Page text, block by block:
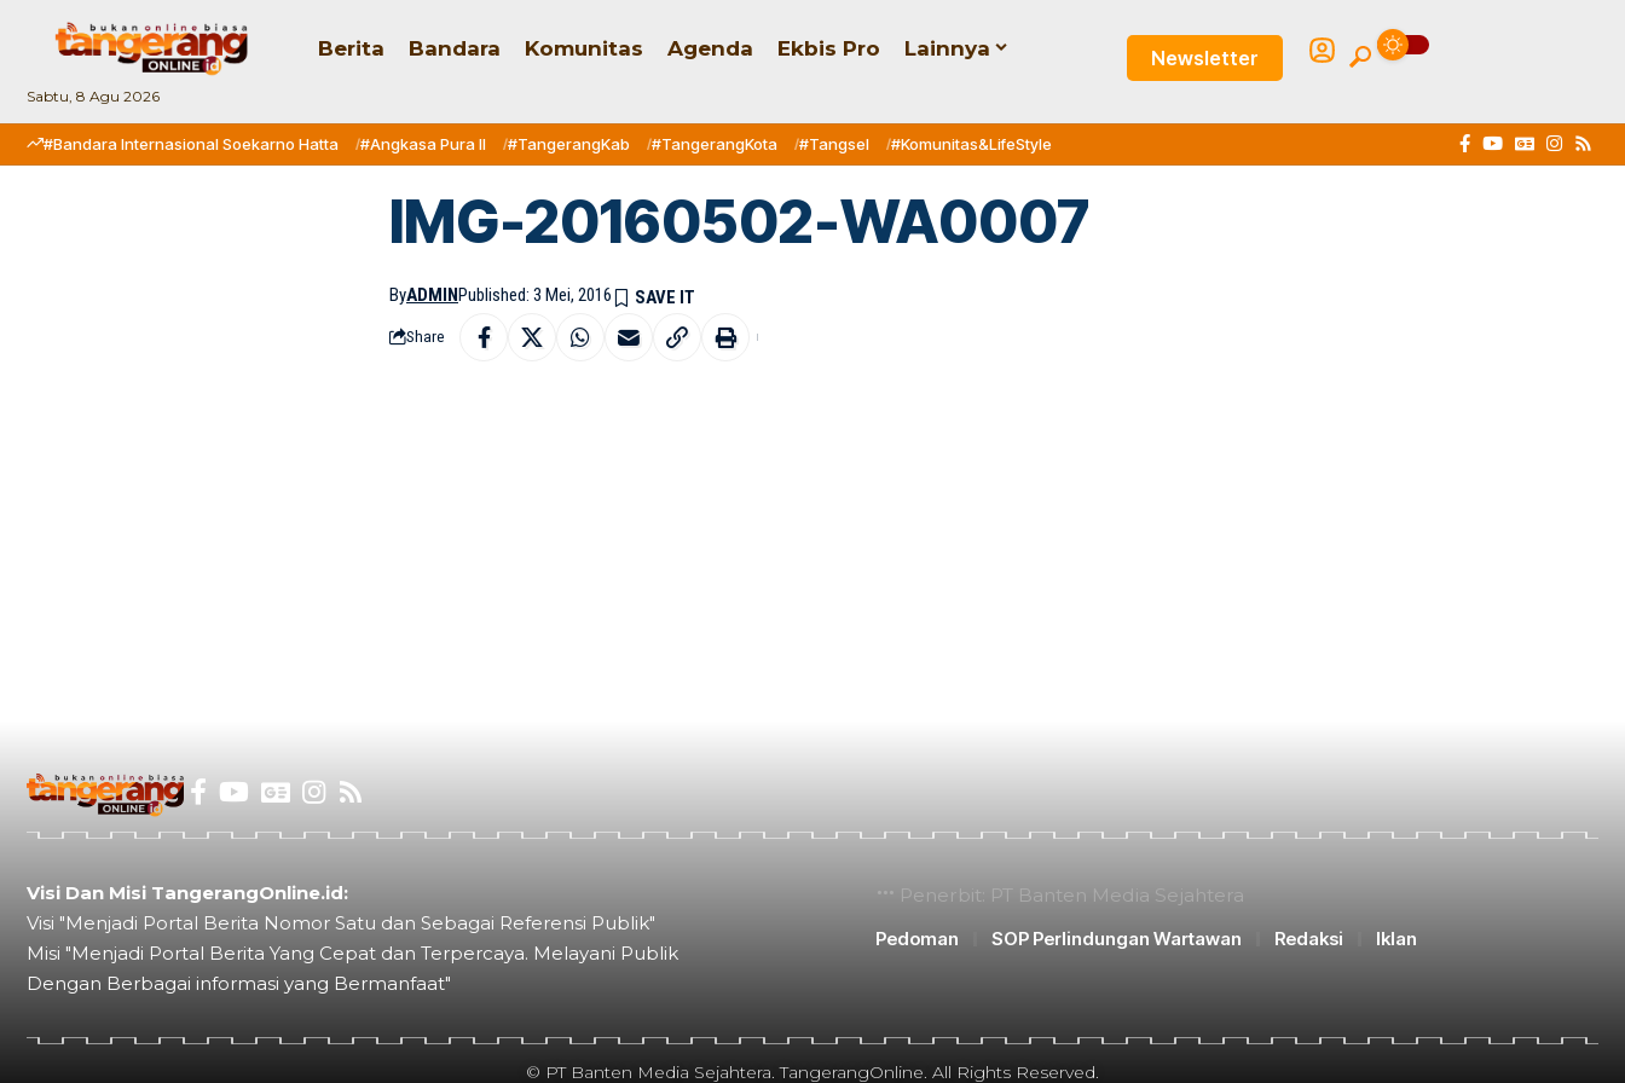
Sabtu, 8 Agu 2026
Berita Bandara Komunitas Agenda Ekbis Pro Lainnya Newsletter
#Bandara Internasional Soekarno Hatta #Angkasa Pura II #TangerangKab #TangerangKota #Tangsel #Komunitas&LifeStyle
IMG-20160502-WA0007
ByADMINPublished: 3 Mei, 2016
Share
Visi Dan Misi TangerangOnline.id:
Visi "Menjadi Portal Berita Nomor Satu dan Sebagai Referensi Publik"
Misi "Menjadi Portal Berita Yang Cepat dan Terpercaya. Melayani Publik
Dengan Berbagai informasi yang Bermanfaat"
Penerbit: PT Banten Media Sejahtera
Pedoman
SOP Perlindungan Wartawan Redaksi Iklan
© PT Banten Media Sejahtera. TangerangOnline. All Rights Reserved.